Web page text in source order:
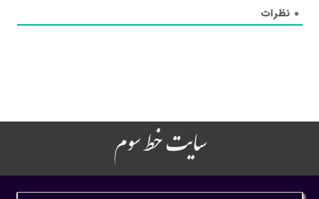
۰ نظرات
سایت خط سوم